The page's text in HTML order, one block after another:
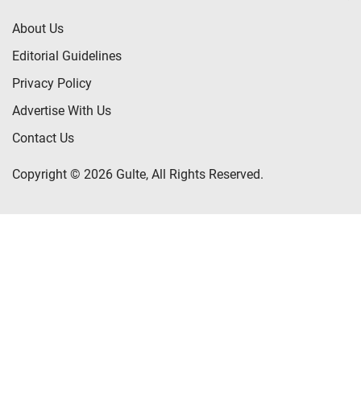
About Us
Editorial Guidelines
Privacy Policy
Advertise With Us
Contact Us
Copyright © 2026 Gulte, All Rights Reserved.